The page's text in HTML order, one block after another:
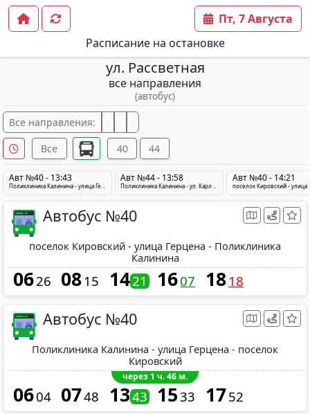
Расписание на остановке
Пт, 7 Августа
ул. Рассветная
все направления
(автобус)
Все направления:
Все 40 44
Авт №40 - 13:43 Авт №44 - 13:58 Авт №40 - 14:21
Автобус №40
поселок Кировский - улица Герцена - Поликлиника
Калинина
0626 08 15 1421 1607 18 18
Автобус №40
Поликлиника Калинина - улица Герцена - поселок
Кировский
через 1 ч. 46 м.
0604 0748 1343 1533 1752